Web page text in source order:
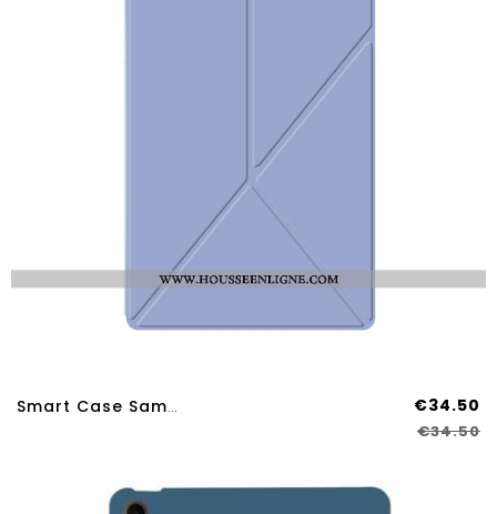
Smart Case Samsung Galaxy Tab S11 Ultra Origami €34.50
€34.50